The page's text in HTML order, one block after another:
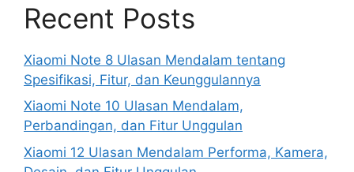
Recent Posts
Xiaomi Note 8 Ulasan Mendalam tentang
Spesifikasi, Fitur, dan Keunggulannya
Xiaomi Note 10 Ulasan Mendalam,
Perbandingan, dan Fitur Unggulan
Xiaomi 12 Ulasan Mendalam Performa, Kamera,